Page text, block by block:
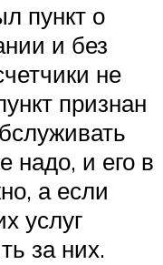
пункт о
и без
не
признан
надо, и его в
а если
услуг
за них.